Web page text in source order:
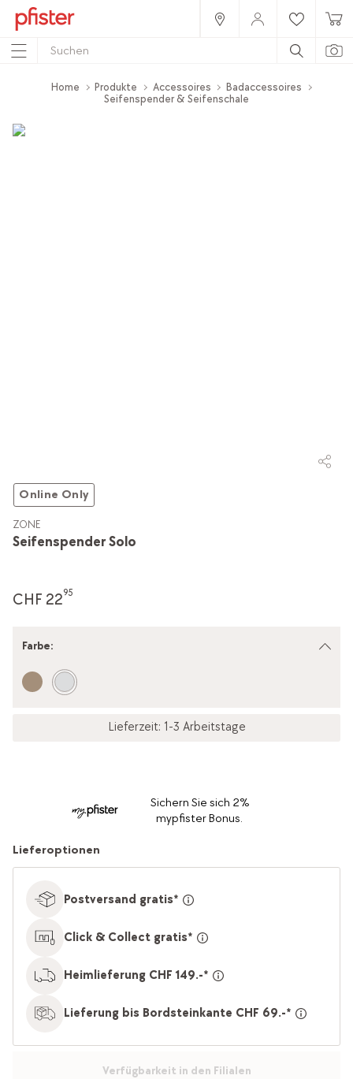
Home Produkte Accessoires
Badaccessoires
Seifenspender & Seifenschale
Online Only
Seifenspender Solo
ZONE
CHF 2295
Farbe:
Lieferzeit: 1-3 Arbeitstage
Sichern Sie sich 2%
mypfister Bonus.
Lieferoptionen
Postversand gratis*
Click & Collect gratis*
Heimlieferung CHF 149.-*
Lieferung bis Bordsteinkante CHF 69.-*
Verfügbarkeit in den Filialen